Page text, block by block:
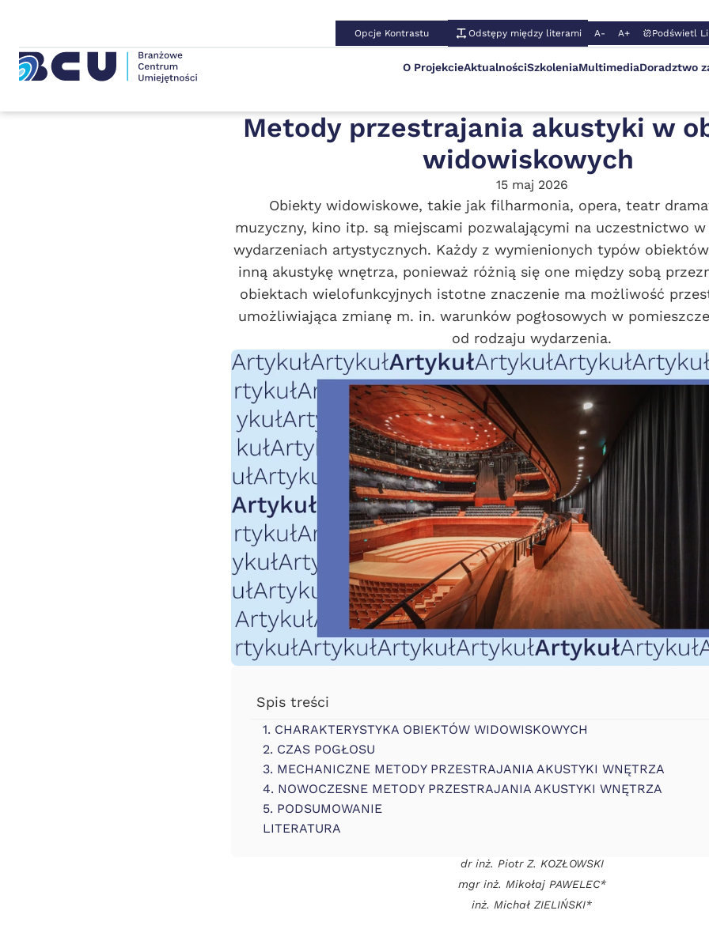
Opcje Kontrastu Odstępy między literami A- A+ Podświetl
O ProjekcieAktualnościSzkoleniaMultimediaDoradztwo
Metody przestrajania akustyki w
widowiskowych
15 maj 2026
Obiekty widowiskowe, takie jak filharmonia, opera, teatr
muzyczny, kino itp. są miejscami pozwalającymi na uczestnictwo
wydarzeniach artystycznych. Każdy z wymienionych typów
inną akustykę wnętrza, ponieważ różnią się one między sobą
obiektach wielofunkcyjnych istotne znaczenie ma możliwość
umożliwiająca zmianę m. in. warunków pogłosowych w
od rodzaju wydarzenia.
Spis treści
1. CHARAKTERYSTYKA OBIEKTÓW WIDOWISKOWYCH
2. CZAS POGŁOSU
3. MECHANICZNE METODY PRZESTRAJANIA AKUSTYKI WNĘTRZA
4. NOWOCZESNE METODY PRZESTRAJANIA AKUSTYKI WNĘTRZA
5. PODSUMOWANIE
LITERATURA
dr inż. Piotr Z. KOZŁOWSKI
mgr inż. Mikołaj PAWELEC*
inż. Michał ZIELIŃSKI*